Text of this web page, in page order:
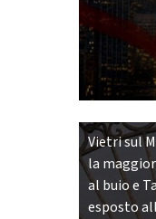
Vietri sul
la
al buio e
esposto